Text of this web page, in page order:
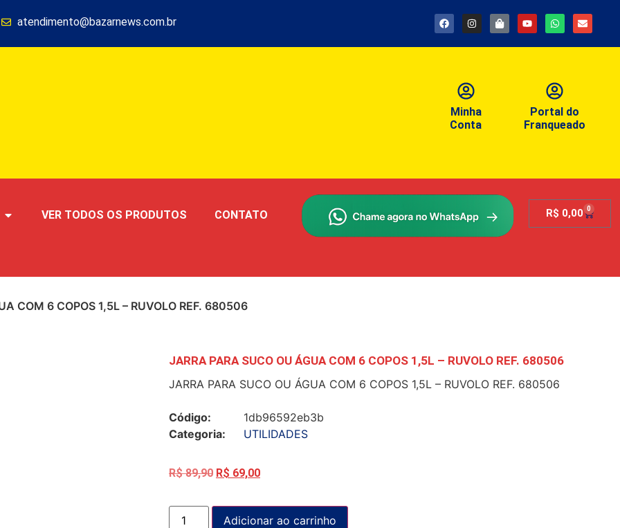
atendimento@bazarnews.com.br
Minha
Conta
Portal do
Franqueado
VER TODOS OS PRODUTOS CONTATO R$ 0,00 0
COM 6 COPOS 1,5L – RUVOLO REF. 680506
JARRA PARA SUCO OU ÁGUA COM 6 COPOS 1,5L – RUVOLO REF. 680506
JARRA PARA SUCO OU ÁGUA COM 6 COPOS 1,5L – RUVOLO REF. 680506
Código:
1db96592eb3b
Categoria:
UTILIDADES
R$89,90 R$ 69,00
Adicionar ao carrinho